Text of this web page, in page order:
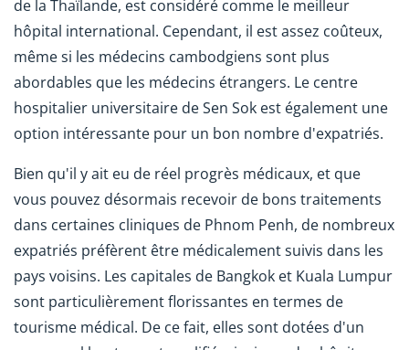
de la Thaïlande, est considéré comme le meilleur
hôpital international. Cependant, il est assez coûteux,
même si les médecins cambodgiens sont plus
abordables que les médecins étrangers. Le centre
hospitalier universitaire de Sen Sok est également une
option intéressante pour un bon nombre d'expatriés.
Bien qu'il y ait eu de réel progrès médicaux, et que
vous pouvez désormais recevoir de bons traitements
dans certaines cliniques de Phnom Penh, de nombreux
expatriés préfèrent être médicalement suivis dans les
pays voisins. Les capitales de Bangkok et Kuala Lumpur
sont particulièrement florissantes en termes de
tourisme médical. De ce fait, elles sont dotées d'un